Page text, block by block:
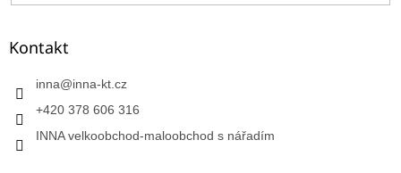
Kontakt
inna@inna-kt.cz
+420 378 606 316
INNA velkoobchod-maloobchod s nářadím